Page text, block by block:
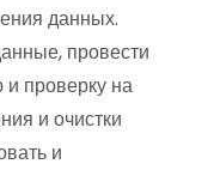
данных.
провести
проверку на
и очистки
и